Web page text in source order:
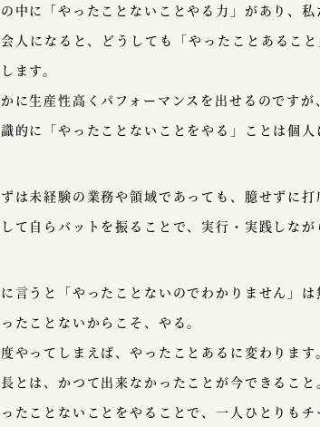
中に「やったことないことやる力」があり、
人になると、どうしても「やったことあるこ
ます。
に生産性高くパフォーマンスを出せるのです
的に「やったことないことをやる」ことは個
は未経験の業務や領域であっても、臆せずに打
て自らバットを振ることで、実行・実践しな
言うと「やったことないのでわかりません」は
たことないからこそ、やる。
やってしまえば、やったことあるに変わります。
とは、かつて出来なかったことが今できること
たことないことをやることで、一人ひとりも